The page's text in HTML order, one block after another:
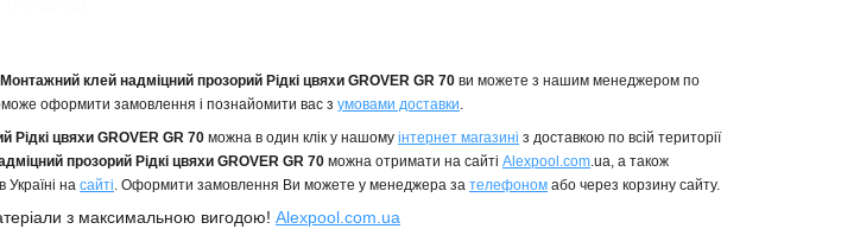
Монтажний клей надміцний прозорий Рідкі цвяхи GROVER GR 70 ви можете з нашим менеджером по
оформити замовлення і познайомити вас з умовами доставки.
Рідкі цвяхи GROVER GR 70 можна в один клік у нашому інтернет магазині з доставкою по всій території
прозорий Рідкі цвяхи GROVER GR 70 можна отримати на сайті Alexpool.com.ua, а також
на сайті. Оформити замовлення Ви можете у менеджера за телефоном або через корзину сайту.
з максимальною вигодою! Alexpool.com.ua